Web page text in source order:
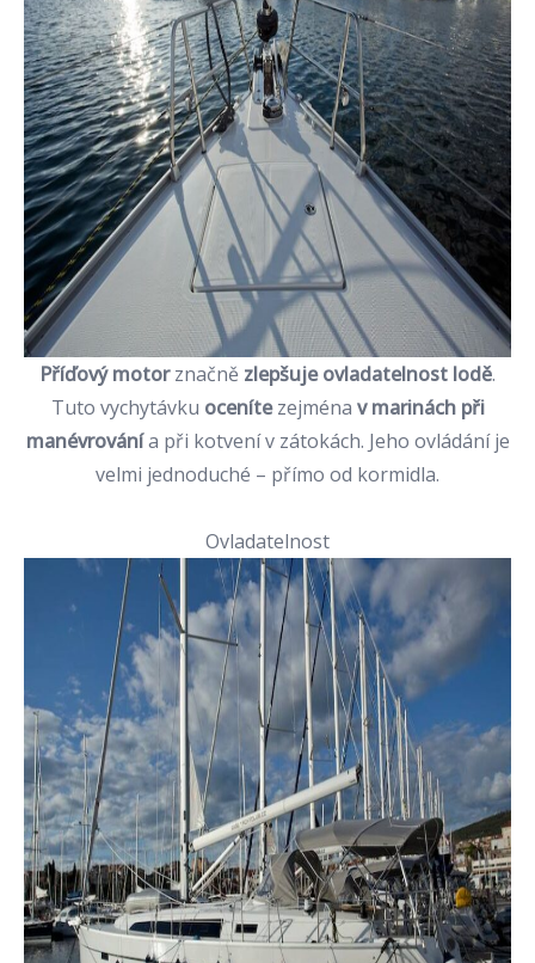
Příďový motorznačně zlepšuje ovladatelnost lodě.
Tuto vychytávku ocenítezejména v marinách při
manévrovánía při kotvení v zátokách. Jeho ovládání je
velmi jednoduché – přímo od kormidla.
Ovladatelnost